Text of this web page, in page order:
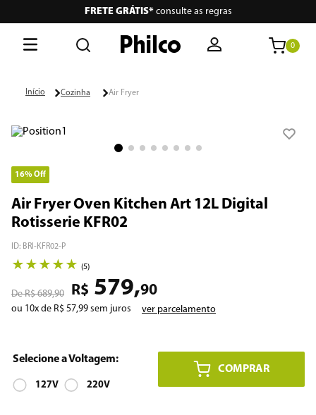
FRETE GRÁTIS*consulte as regras
0
Cozinha Air Fryer
16%Off
Air Fryer Oven Kitchen Art 12L Digital
Rotisserie KFR02
ID: BRI-KFR02-P
★ ★ ★ ★ ★ (5)
R$ 689,90 R$ 579,90
ou 10x de R$ 57,99 sem juros ver parcelamento
127V 220V
COMPRAR
º philco
3º portátil
4 º vertical
º embutir
aspiradores
7º air fryer